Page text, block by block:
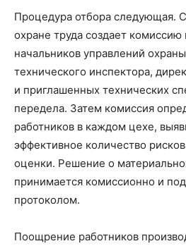
Процедура отбора следующая.
охране труда создает комиссию
начальников управлений
технического инспектора,
и приглашенных технических
передела. Затем комиссия
работников в каждом цехе,
эффективное количество
оценки. Решение о
принимается комиссионно и
протоколом.
Поощрение работников